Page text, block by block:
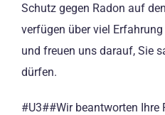
Schutz gegen Radon auf
verfügen über viel
und freuen uns darauf, Sie
dürfen.
#U3##Wir beantworten Ihre